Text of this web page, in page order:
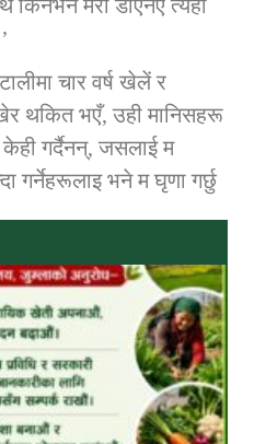
तथा लैङ्गिक हिंसा
सम्बन्धिकाे
सन्देश
जुम्लाको सूचना
जुम्लाको सूचना
किनभने मेरो डीएनए त्यहाँ
चार वर्ष खेलें र
थकित भएँ, उही मानिसहरू
गर्दैनन्, जसलाई म
गर्नेहरूलाइ भने म घृणा गर्छु